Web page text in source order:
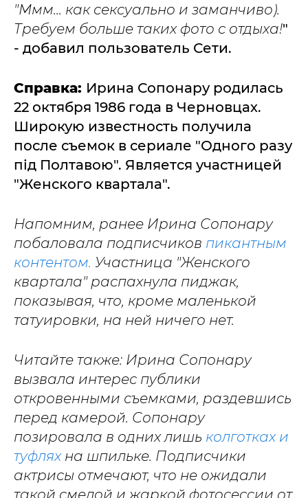
"Ммм... как сексуально и заманчиво).
Требуем больше таких фото с отдыха!"
- добавил пользователь Сети.
Справка: Ирина Сопонару родилась
22 октября 1986 года в Черновцах.
Широкую известность получила
после съемок в сериале "Одного разу
під Полтавою". Является участницей
"Женского квартала".
Напомним, ранее Ирина Сопонару
побаловала подписчиков пикантным
контентом. Участница "Женского
квартала" распахнула пиджак,
показывая, что, кроме маленькой
татуировки, на ней ничего нет.
Читайте также: Ирина Сопонару
вызвала интерес публики
откровенными съемками, раздевшись
перед камерой. Сопонару
позировала в одних лишь колготках и
туфляхна шпильке. Подписчики
актрисы отмечают, что не ожидали
такой смелой и жаркой фотосессии от